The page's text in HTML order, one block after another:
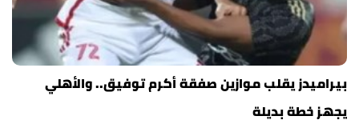
بيراميدز يقلب موازين صفقة أكرم توفيق.. والأهلي
يجهز خطة بديلة